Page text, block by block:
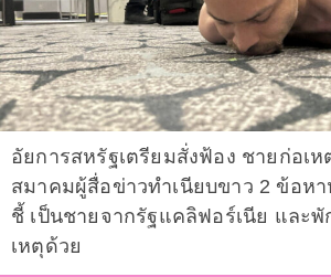
อัยการสหรัฐเตรียมสั่งฟ้อง ชายก่อเห
สมาคมผู้สื่อข่าวทำเนียบขาว 2 ข้อห
ชี้ เป็นชายจากรัฐแคลิฟอร์เนีย และพั
เหตุด้วย